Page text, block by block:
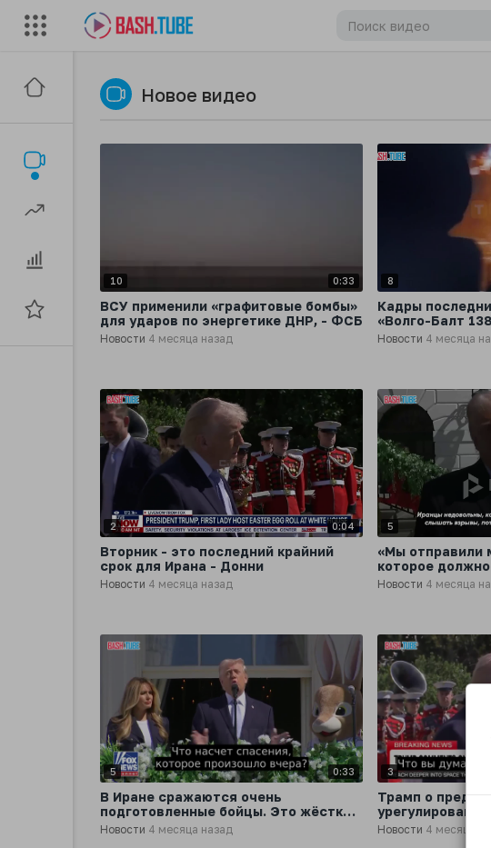
Новое видео
10 0:33
ВСУ применили «графитовые бомбы»
для ударов по энергетике ДНР, - ФСБ
Новости 4 месяца назад
8
Кадры
«Волго-Балт
Новости 4 месяца
2 0:04
Вторник - это последний крайний
срок для Ирана - Донни
Новости 4 месяца назад
5
«Мы отправили
которое
протестующим»
Новости 4 месяца
5 0:33
В Иране сражаются очень
подготовленные бойцы. Это жёсткие,
крепкие люди, - Трамп
Новости 4 месяца назад
3
Трамп о
Новости 4 месяца